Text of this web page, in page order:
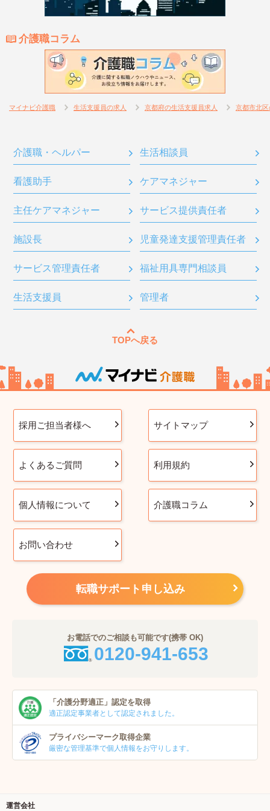
介護職コラム
マイナビ介護職 生活支援員の求人 京都府の生活支援員求人 京都市北
介護職・ヘルパー 生活相談員
看護助手 ケアマネジャー
主任ケアマネジャー サービス提供責任者
施設長 児童発達支援管理責任者
サービス管理責任者 福祉用具専門相談員
生活支援員 管理者
TOPへ戻る
採用ご担当者様へ サイトマップ
よくあるご質問 利用規約
個人情報について 介護職コラム
お問い合わせ
転職サポート申し込み
お電話でのご相談も可能です(携帯 OK)
0120-941-653
「介護分野適正」 認定を取得
適正認定事業者として認定されました。
プライバシーマーク取得企業
厳密な管理基準で個人情報をお守りします。
運営会社